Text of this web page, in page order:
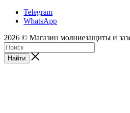
Telegram
WhatsApp
2026 © Магазин молниезащиты и
Найти